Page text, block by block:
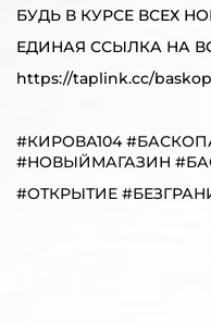
БУДЬ В КУРСЕ ВСЕХ
ЕДИНАЯ ССЫЛКА НА
https://taplink.cc/
#КИРОВА104
#НОВЫЙМАГАЗИН
#ОТКРЫТИЕ